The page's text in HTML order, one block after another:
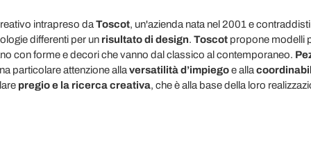
intrapreso da Toscot, un'azienda nata nel 2001 e
differenti per un risultato di design. Toscotpropone modelli
con forme e decori che vanno dal classico al contemporaneo.
particolare attenzione alla versatilità d’impiegoe alla
pregio e la ricerca creativa, che è alla base della loro